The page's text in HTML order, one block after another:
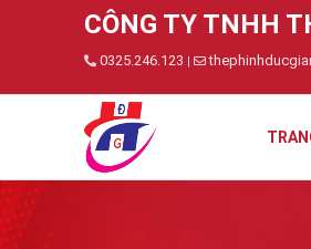
CÔNG TY TNHH
0325.246.123 |